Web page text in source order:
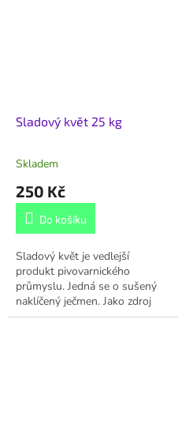
Sladový květ 25 kg
Skladem
250 Kč
Do košíku
Sladový květ je vedlejší
produkt pivovarnického
průmyslu. Jedná se o sušený
naklíčený ječmen. Jako zdroj
kvalitní bílkoviny jej zařazujeme